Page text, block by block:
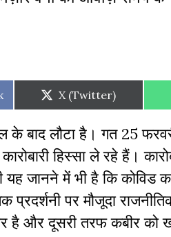
Share
on
X (Twitter)
के बाद लौटा है। गत 25
हिस्सा ले रहे हैं।
जानने में भी है कि कोविड
पर मौजूदा
और दूसरी तरफ कबीर को